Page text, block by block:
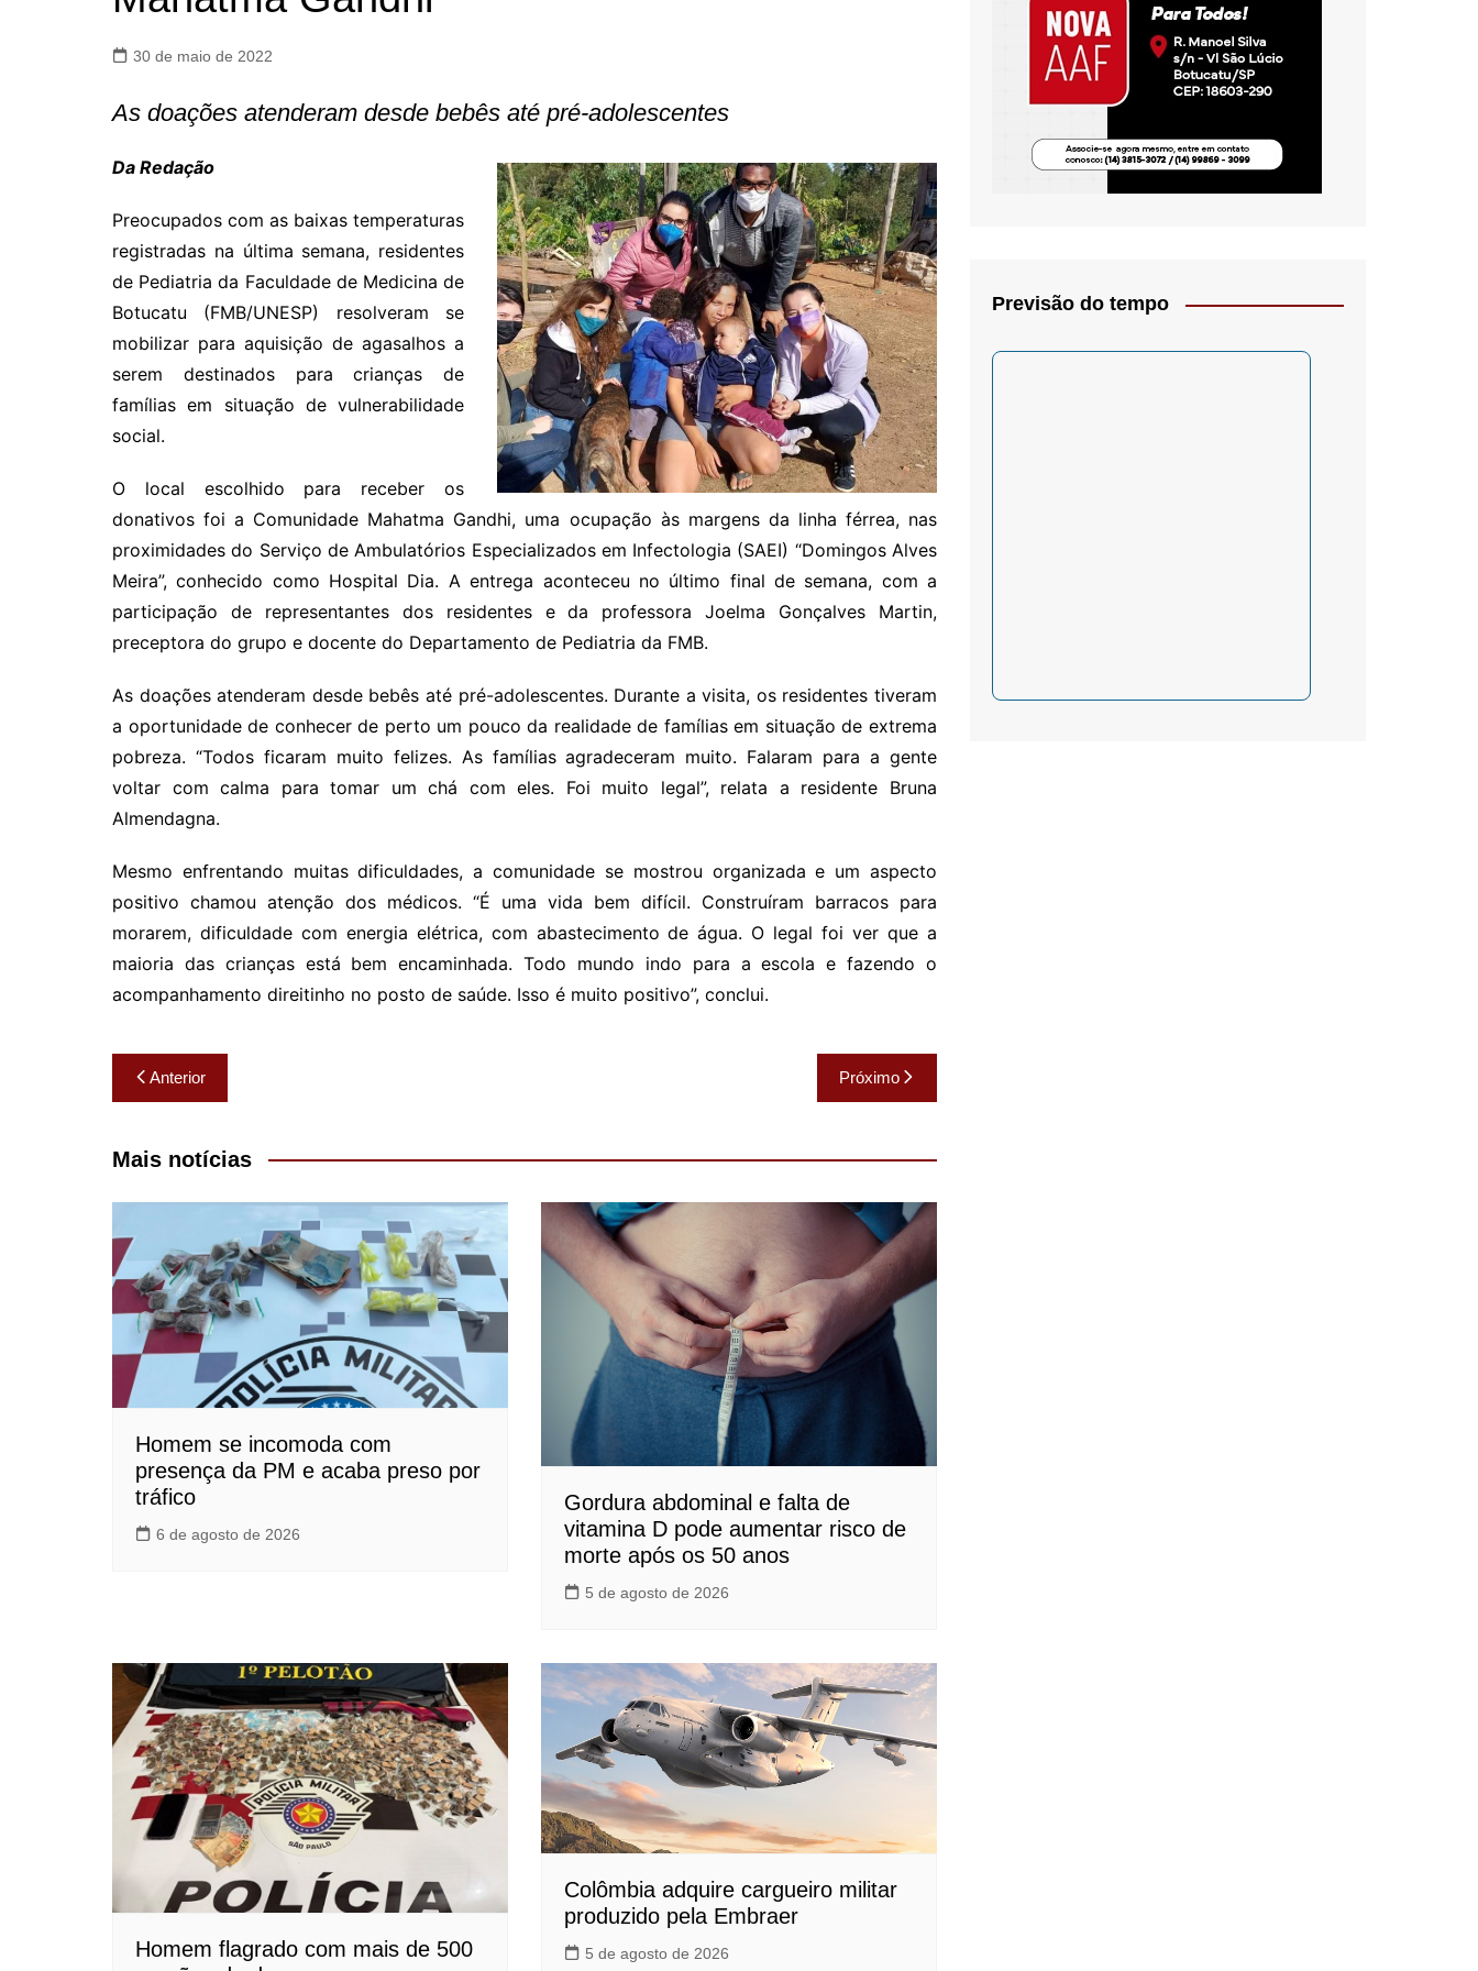
Oscar D’Ambrosio- Crítica
Érick Facioli
Carlos Ramos
Valdemar Pinho
João Cury
Juliana Martini – Psicologia
Infantil
30 de maio de 2022
As doações atenderam desde bebês até pré-adolescentes
Da Redação
Preocupados com as baixas temperaturas
registradas na última semana, residentes
de Pediatria da Faculdade de Medicina de
Botucatu (FMB/UNESP) resolveram se
mobilizar para aquisição de agasalhos a
serem destinados para crianças de
famílias em situação de vulnerabilidade
social.
O local escolhido para receber os
donativos foi a Comunidade Mahatma Gandhi, uma ocupação às margens da linha férrea, nas
proximidades do Serviço de Ambulatórios Especializados em Infectologia (SAEI) “Domingos Alves
Meira”, conhecido como Hospital Dia. A entrega aconteceu no último final de semana, com a
participação de representantes dos residentes e da professora Joelma Gonçalves Martin,
preceptora do grupo e docente do Departamento de Pediatria da FMB.
As doações atenderam desde bebês até pré-adolescentes. Durante a visita, os residentes tiveram
a oportunidade de conhecer de perto um pouco da realidade de famílias em situação de extrema
pobreza. “Todos ficaram muito felizes. As famílias agradeceram muito. Falaram para a gente
voltar com calma para tomar um chá com eles. Foi muito legal”, relata a residente Bruna
Almendagna.
Mesmo enfrentando muitas dificuldades, a comunidade se mostrou organizada e um aspecto
positivo chamou atenção dos médicos. “É uma vida bem difícil. Construíram barracos para
morarem, dificuldade com energia elétrica, com abastecimento de água. O legal foi ver que a
maioria das crianças está bem encaminhada. Todo mundo indo para a escola e fazendo o
acompanhamento direitinho no posto de saúde. Isso é muito positivo”, conclui.
Navegação
de
Post
Anterior Próximo
Mais notícias
Homem se incomoda com
presença da PM e acaba preso por
tráfico
6 de agosto de 2026
Gordura abdominal e falta de
vitamina D pode aumentar risco de
morte após os 50 anos
5 de agosto de 2026
Homem flagrado com mais de 500
Colômbia adquire cargueiro militar
produzido pela Embraer
5 de agosto de 2026
Previsão do tempo